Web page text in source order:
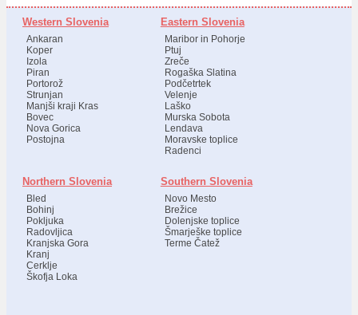
Western Slovenia
Ankaran
Koper
Izola
Piran
Portorož
Strunjan
Manjši kraji Kras
Bovec
Nova Gorica
Postojna
Eastern Slovenia
Maribor in Pohorje
Ptuj
Zreče
Rogaška Slatina
Podčetrtek
Velenje
Laško
Murska Sobota
Lendava
Moravske toplice
Radenci
Northern Slovenia
Bled
Bohinj
Pokljuka
Radovljica
Kranjska Gora
Kranj
Cerklje
Škofja Loka
Southern Slovenia
Novo Mesto
Brežice
Dolenjske toplice
Šmarješke toplice
Terme Čatež